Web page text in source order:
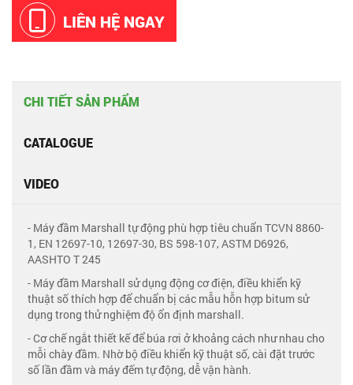
LIÊN HỆ NGAY
CHI TIẾT SẢN PHẨM
CATALOGUE
VIDEO
- Máy đầm Marshall tự động phù hợp tiêu chuẩn TCVN 8860-
1, EN 12697-10, 12697-30, BS 598-107, ASTM D6926,
AASHTO T 245
- Máy đầm Marshall sử dụng động cơ điện, điều khiển kỹ
thuật số thích hợp để chuẩn bị các mẫu hỗn hợp bitum sử
dụng trong thử nghiệm độ ổn định marshall.
- Cơ chế ngắt thiết kế để búa rơi ở khoảng cách như nhau cho
mỗi chày đầm. Nhờ bộ điều khiển kỹ thuật số, cài đặt trước
số lần đầm và máy đếm tự động, dễ vận hành.